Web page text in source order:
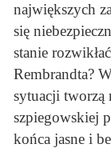
największych
się
stanie
Rembrandta?
sytuacji tworzą
szpiegowskiej
końca jasne i